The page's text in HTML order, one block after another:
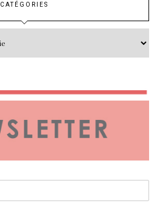
CATÉGORIES